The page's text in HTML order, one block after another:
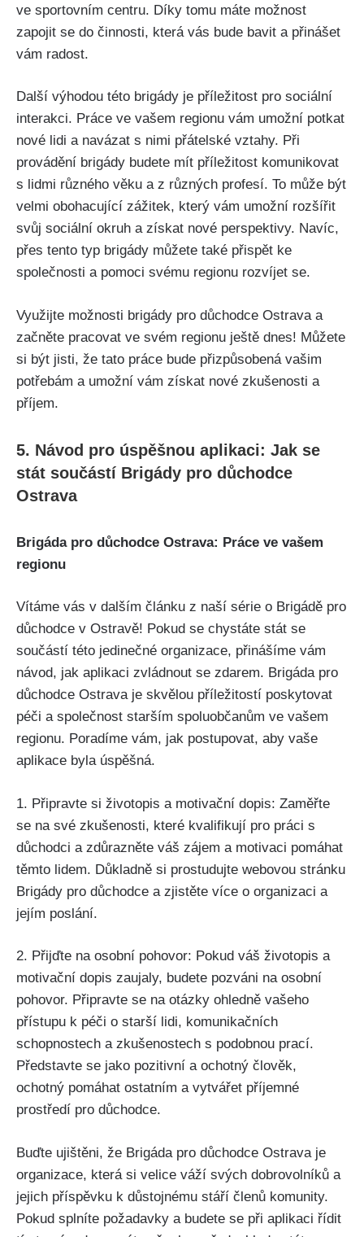
ve sportovním centru. Díky tomu máte možnost
zapojit se do činnosti, která vás bude bavit a přinášet
vám radost.
Další výhodou této brigády je příležitost pro sociální
interakci. Práce ve vašem regionu vám umožní potkat
nové lidi a navázat s nimi přátelské vztahy. Při
provádění brigády budete mít příležitost komunikovat
s lidmi různého věku a z různých profesí. To může být
velmi obohacující zážitek, který vám umožní rozšířit
svůj sociální okruh a získat nové perspektivy. Navíc,
přes tento typ brigády můžete také přispět ke
společnosti a pomoci svému regionu rozvíjet se.
Využijte možnosti brigády pro důchodce Ostrava a
začněte pracovat ve svém regionu ještě dnes! Můžete
si být jisti, že tato práce bude přizpůsobená vašim
potřebám a umožní vám získat nové zkušenosti a
příjem.
5. Návod pro úspěšnou aplikaci: Jak se
stát součástí Brigády pro důchodce
Ostrava
Brigáda pro důchodce Ostrava: Práce ve vašem
regionu
Vítáme vás v dalším článku z naší série o Brigádě pro
důchodce v Ostravě! Pokud se chystáte stát se
součástí této jedinečné organizace, přinášíme vám
návod, jak aplikaci zvládnout se zdarem. Brigáda pro
důchodce Ostrava je skvělou příležitostí poskytovat
péči a společnost starším spoluobčanům ve vašem
regionu. Poradíme vám, jak postupovat, aby vaše
aplikace byla úspěšná.
1. Připravte si životopis a motivační dopis: Zaměřte
se na své zkušenosti, které kvalifikují pro práci s
důchodci a zdůrazněte váš zájem a motivaci pomáhat
těmto lidem. Důkladně si prostudujte webovou stránku
Brigády pro důchodce a zjistěte více o organizaci a
jejím poslání.
2. Přijďte na osobní pohovor: Pokud váš životopis a
motivační dopis zaujaly, budete pozváni na osobní
pohovor. Připravte se na otázky ohledně vašeho
přístupu k péči o starší lidi, komunikačních
schopnostech a zkušenostech s podobnou prací.
Představte se jako pozitivní a ochotný člověk,
ochotný pomáhat ostatním a vytvářet příjemné
prostředí pro důchodce.
Buďte ujištěni, že Brigáda pro důchodce Ostrava je
organizace, která si velice váží svých dobrovolníků a
jejich příspěvku k důstojnému stáří členů komunity.
Pokud splníte požadavky a budete se při aplikaci řídit